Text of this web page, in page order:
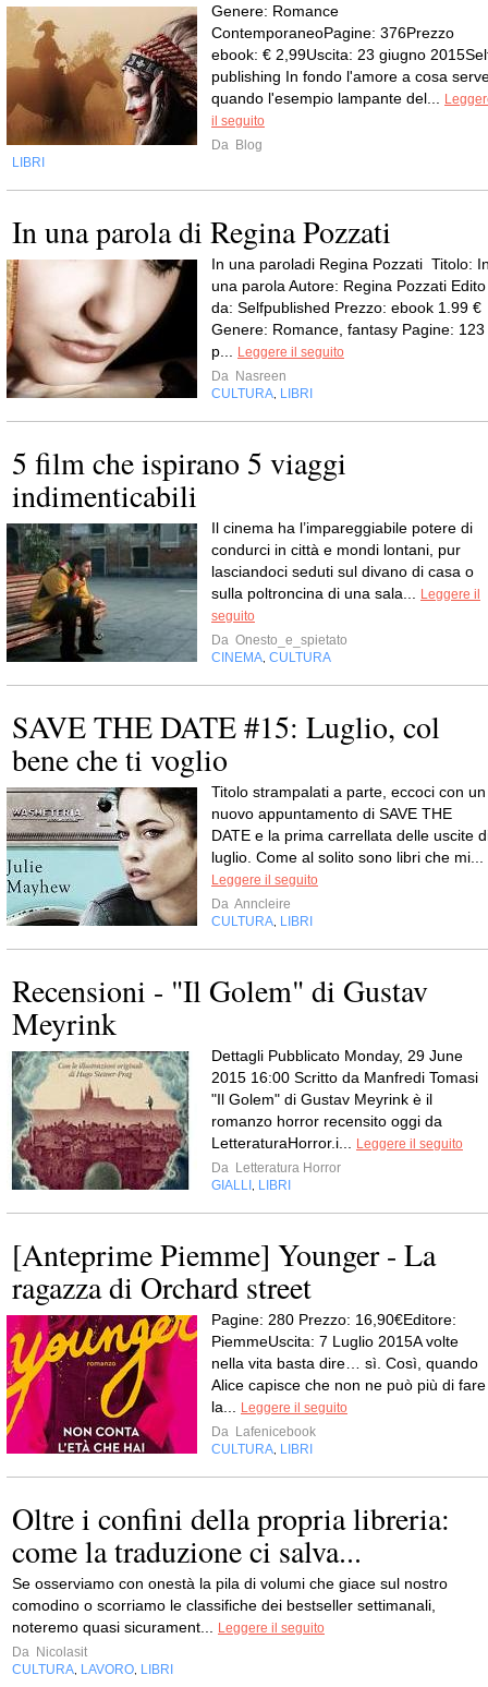
Genere: Romance
ContemporaneoPagine: 376Prezzo
ebook: € 2,99Uscita: 23 giugno
publishing In fondo l'amore a cosa
quando l'esempio lampante del...
il seguito
Da Blog
LIBRI
In una parola di Regina Pozzati
In una paroladi Regina Pozzati Titolo:
una parola Autore: Regina Pozzati Edito
da: Selfpublished Prezzo: ebook 1.99 €
Genere: Romance, fantasy Pagine: 123
p...
Leggere il seguito
Da Nasreen
CULTURA LIBRI
5 film che ispirano 5 viaggi
indimenticabili
Il cinema ha l’impareggiabile potere di
condurci in città e mondi lontani, pur
lasciandoci seduti sul divano di casa o
sulla poltroncina di una sala...
Leggere il
seguito
Da Onesto_e_spietato
CINEMA CULTURA
SAVE THE DATE #15: Luglio, col
bene che ti voglio
Titolo strampalati a parte, eccoci con un
nuovo appuntamento di SAVE THE
DATE e la prima carrellata delle uscite
luglio. Come al solito sono libri che mi...
Leggere il seguito
Da Anncleire
CULTURA LIBRI
Recensioni - "Il Golem" di Gustav
Meyrink
Dettagli Pubblicato Monday, 29 June
2015 16:00 Scritto da Manfredi Tomasi
"Il Golem" di Gustav Meyrink è il
romanzo horror recensito oggi da
LetteraturaHorror.i...
Leggere il seguito
Da Letteratura Horror
GIALLI
LIBRI
[Anteprime Piemme] Younger - La
ragazza di Orchard street
Pagine: 280 Prezzo: 16,90€Editore:
PiemmeUscita: 7 Luglio 2015A volte
nella vita basta dire… sì. Così, quando
Alice capisce che non ne può più di fare
la...
Leggere il seguito
Da Lafenicebook
CULTURA LIBRI
Oltre i confini della propria libreria:
come la traduzione ci salva...
Se osserviamo con onestà la pila di volumi che giace sul nostro
comodino o scorriamo le classifiche dei bestseller settimanali,
noteremo quasi sicurament...
Leggere il seguito
Da Nicolasit
CULTURA LAVORO LIBRI